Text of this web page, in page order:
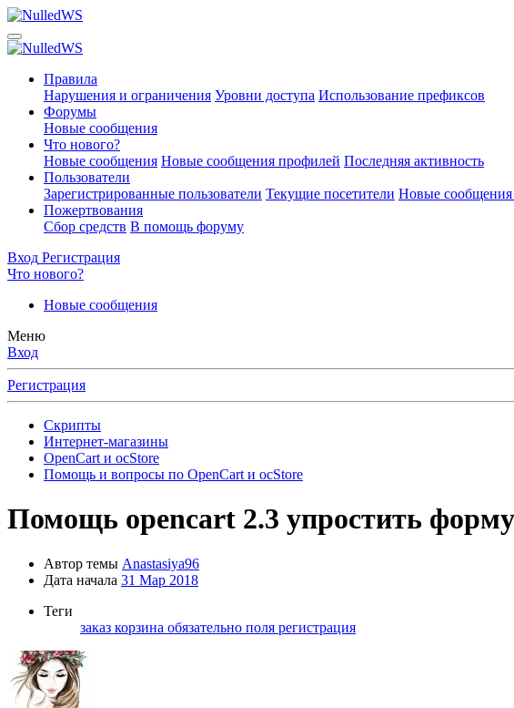
Правила
Нарушения и ограничения Уровни доступа Использование префиксов
Форумы
Новые сообщения
Что нового?
Новые сообщения Новые сообщения профилей Последняя активность
Пользователи
Зарегистрированные пользователи Текущие посетители Новые
Пожертвования
Сбор средств В помощь форуму
Вход Регистрация
Что нового?
Новые сообщения
Меню
Вход
Регистрация
Скрипты
Интернет-магазины
OpenCart и ocStore
Помощь и вопросы по OpenCart и ocStore
Помощь opencart 2.3 упростить
Автор темы Anastasiya96
Дата начала 31 Мар 2018
Теги
заказ корзина обязательно поля регистрация